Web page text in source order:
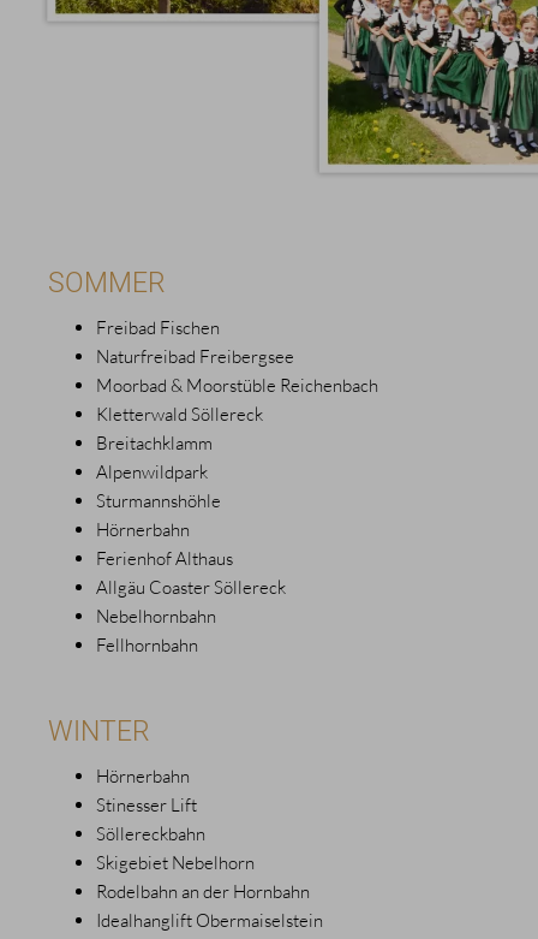
SOMMER
Freibad Fischen
Naturfreibad Freibergsee
Moorbad & Moorstüble Reichenbach
Kletterwald Söllereck
Breitachklamm
Alpenwildpark
Sturmannshöhle
Hörnerbahn
Ferienhof Althaus
Allgäu Coaster Söllereck
Nebelhornbahn
Fellhornbahn
WINTER
Hörnerbahn
Stinesser Lift
Söllereckbahn
Skigebiet Nebelhorn
Rodelbahn an der Hornbahn
Idealhanglift Obermaiselstein